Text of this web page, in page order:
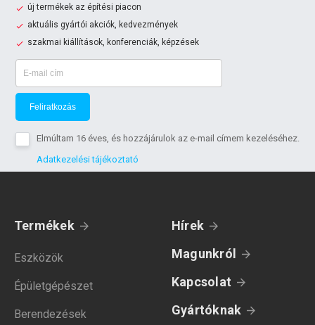
új termékek az építési piacon
aktuális gyártói akciók, kedvezmények
szakmai kiállítások, konferenciák, képzések
Feliratkozás
Elmúltam 16 éves, és hozzájárulok az e-mail címem kezeléséhez.
Adatkezelési tájékoztató
Termékek
Eszközök
Épületgépészet
Berendezések
Hírek
Magunkról
Kapcsolat
Gyártóknak